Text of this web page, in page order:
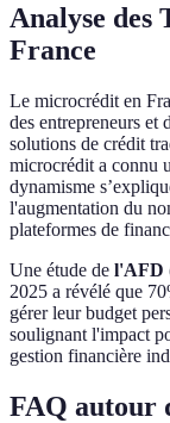
Analyse des
France
Le microcrédit en
des entrepreneurs et
solutions de crédit
microcrédit a connu
dynamisme
l'augmentation du
plateformes de
Une étude de l'AFD
2025 a révélé que
gérer leur budget
soulignant l'impact
gestion financière
FAQ autour